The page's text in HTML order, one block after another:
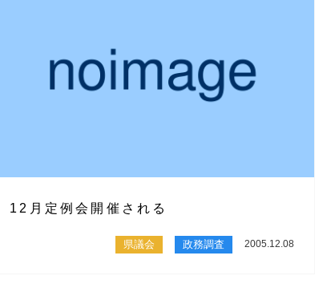
12月定例会開催される
県議会 政務調査 2005.12.08